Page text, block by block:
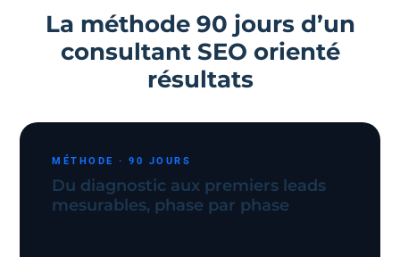
La méthode 90 jours d’un
consultant SEO orienté
résultats
MÉTHODE · 90 JOURS
Du diagnostic aux premiers leads
mesurables, phase par phase